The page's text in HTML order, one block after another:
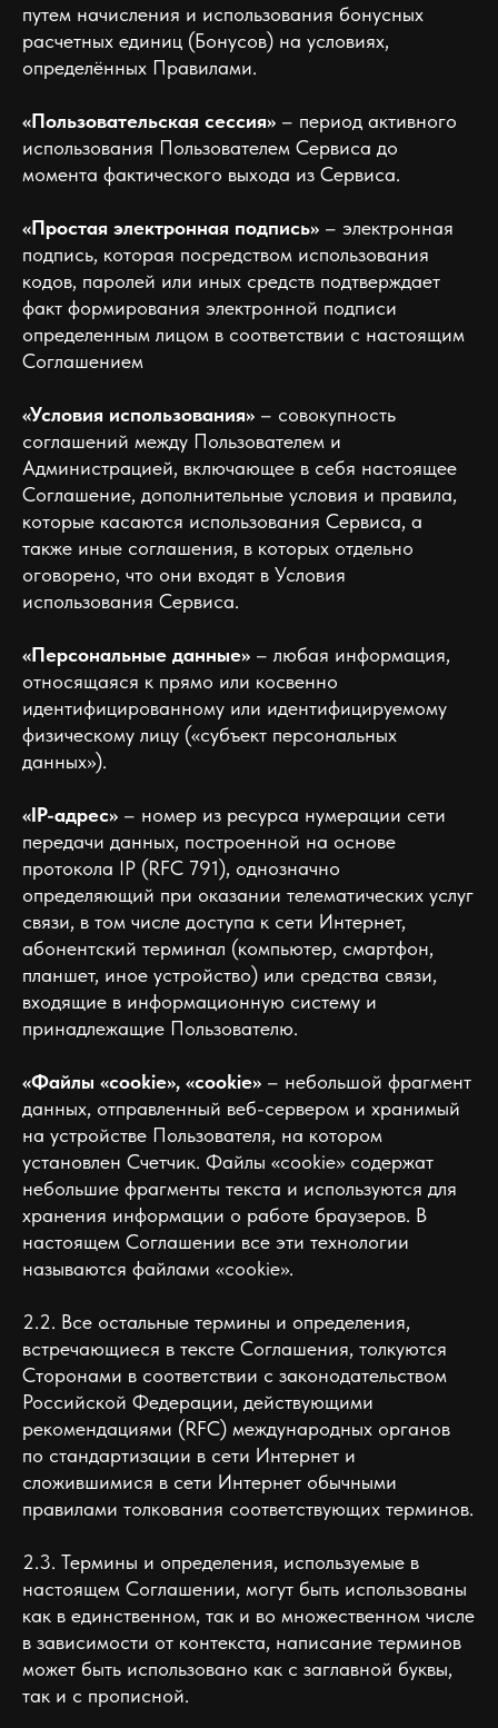
путем начисления и использования бонусных
расчетных единиц (Бонусов) на условиях,
определённых Правилами.
«Пользовательская сессия» – период активного
использования Пользователем Сервиса до
момента фактического выхода из Сервиса.
«Простая электронная подпись» – электронная
подпись, которая посредством использования
кодов, паролей или иных средств подтверждает
факт формирования электронной подписи
определенным лицом в соответствии с настоящим
Соглашением
«Условия использования» – совокупность
соглашений между Пользователем и
Администрацией, включающее в себя настоящее
Соглашение, дополнительные условия и правила,
которые касаются использования Сервиса, а
также иные соглашения, в которых отдельно
оговорено, что они входят в Условия
использования Сервиса.
«Персональные данные» – любая информация,
относящаяся к прямо или косвенно
идентифицированному или идентифицируемому
физическому лицу («субъект персональных
данных»).
«IP-адрес» – номер из ресурса нумерации сети
передачи данных, построенной на основе
протокола IP (RFC 791), однозначно
определяющий при оказании телематических услуг
связи, в том числе доступа к сети Интернет,
абонентский терминал (компьютер, смартфон,
планшет, иное устройство) или средства связи,
входящие в информационную систему и
принадлежащие Пользователю.
«Файлы «cookie», «cookie» – небольшой фрагмент
данных, отправленный веб-сервером и хранимый
на устройстве Пользователя, на котором
установлен Счетчик. Файлы «cookie» содержат
небольшие фрагменты текста и используются для
хранения информации о работе браузеров. В
настоящем Соглашении все эти технологии
называются файлами «cookie».
2.2. Все остальные термины и определения,
встречающиеся в тексте Соглашения, толкуются
Сторонами в соответствии с законодательством
Российской Федерации, действующими
рекомендациями (RFC) международных органов
по стандартизации в сети Интернет и
сложившимися в сети Интернет обычными
правилами толкования соответствующих терминов.
2.3. Термины и определения, используемые в
настоящем Соглашении, могут быть использованы
как в единственном, так и во множественном числе
в зависимости от контекста, написание терминов
может быть использовано как с заглавной буквы,
так и с прописной.